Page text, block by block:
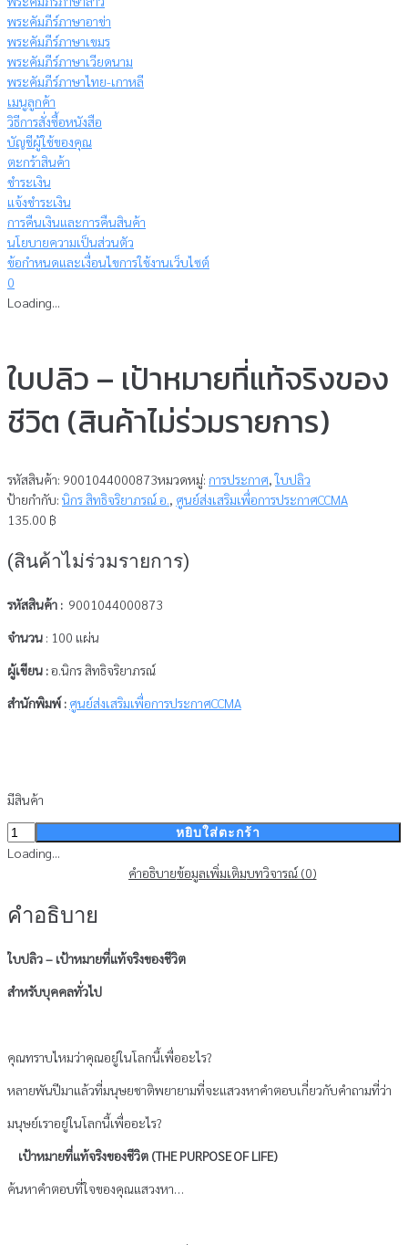
พระคัมภีร์ภาษาอาข่า
พระคัมภีร์ภาษาเขมร
พระคัมภีร์ภาษาเวียดนาม
พระคัมภีร์ภาษาไทย-เกาหลี
เมนูลูกค้า
วิธีการสั่งซื้อหนังสือ
บัญชีผู้ใช้ของคุณ
ตะกร้าสินค้า
ชำระเงิน
แจ้งชำระเงิน
การคืนเงินและการคืนสินค้า
นโยบายความเป็นส่วนตัว
ข้อกำหนดและเงื่อนไขการใช้งานเว็บไซต์
0
Loading...
ใบปลิว – เป้าหมายที่แท้จริงของ
ชีวิต (สินค้าไม่ร่วมรายการ)
รหัสสินค้า: 9001044000873หมวดหมู่: การประกาศ,ใบปลิว
ป้ายกำกับ: นิกร สิทธิจริยาภรณ์ อ., ศูนย์ส่งเสริมเพื่อการประกาศCCMA
135.00 ฿
(สินค้าไม่ร่วมรายการ)
รหัสสินค้า : 9001044000873
จำนวน : 100 แผ่น
ผู้เขียน :อ.นิกร สิทธิจริยาภรณ์
สำนักพิมพ์ : ศูนย์ส่งเสริมเพื่อการประกาศCCMA
มีสินค้า
จำนวน
ใบปลิว
หมาย
จริง
ชีวิต
ร่วม
รายการ)
ชิ้น
หยิบใส่ตะกร้า
Loading...
คำอธิบายข้อมูลเพิ่มเติมบทวิจารณ์ (0)
คำอธิบาย
ใบปลิว – เป้าหมายที่แท้จริงของชีวิต
สำหรับบุคคลทั่วไป
คุณทราบไหมว่าคุณอยู่ในโลกนี้เพื่ออะไร?
หลายพันปีมาแล้วที่มนุษยชาติพยายามที่จะแสวงหาคำตอบเกี่ยวกับคำถามที่ว่า
มนุษย์เราอยู่ในโลกนี้เพื่ออะไร?
เป้าหมายที่แท้จริงของชีวิต (THE PURPOSE OF LIFE)
ค้นหาคำตอบที่ใจของคุณแสวงหา…